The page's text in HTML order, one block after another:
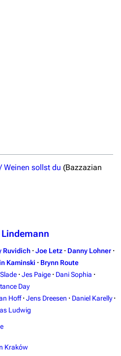
12 290.3K
Rammstein
Discography
Weinen sollst du (Bazzazian
Ruvidich · Joe Letz · Danny Lohner ·
Kaminski · Brynn Route
· Jes Paige · Dani Sophia ·
Day
Hoff · Jens Dreesen · Daniel Karelly ·
Ludwig
Kraków